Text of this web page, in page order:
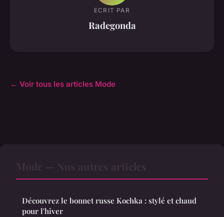
ECRIT PAR
Radegonda
← Voir tous les articles Mode
Découvrez le bonnet russe Kochka : stylé et chaud
pour l'hiver